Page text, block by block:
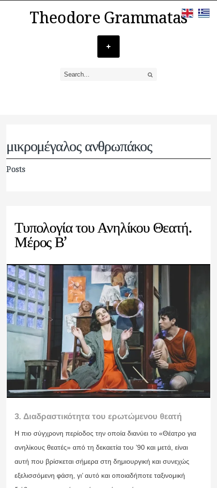
Theodore Grammatas
μικρομέγαλος ανθρωπάκος
Posts
Τυπολογία του Ανηλίκου Θεατή.
Μέρος Β’
3. Διαδραστικότητα του ερωτώμενου θεατή
Η πιο σύγχρονη περίοδος την οποία διανύει το «Θέατρο για
ανηλίκους θεατές» από τη δεκαετία του ’90 και μετά, είναι
αυτή που βρίσκεται σήμερα στη δημιουργική και συνεχώς
εξελισσόμενη φάση, γι’ αυτό και οποιαδήποτε ταξινομική